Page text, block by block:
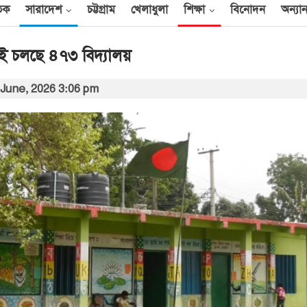
সারাদেশ চট্টগ্রাম খেলাধুলা শিক্ষা বিনোদন
চলছে ৪৭৩ বিদ্যালয়
2026 3:06 pm
আন্তর্জাতিক
এক দিনে ৪০ হিজবুল্লাহ
যোদ্ধাকে হত্যার দাবি
ইসরায়েলের
আর্কাইভ থেকে
অন্তর্বর্তী সরকারের সময়ের
অধ্যাদেশ সংসদে উপস্থাপন
করা হবে
আর্কাইভ থেকে
প্রধানমন্ত্রীর সঙ্গে সৌদি